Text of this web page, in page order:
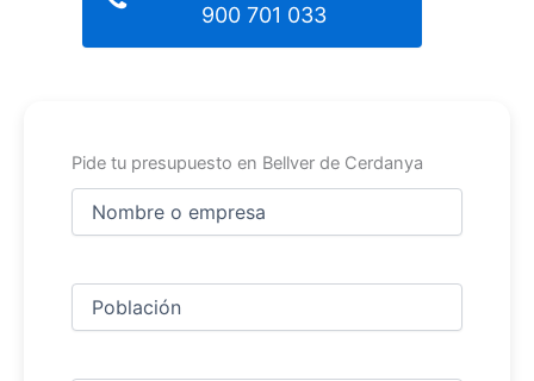
900 701 033
Pide tu presupuesto en Bellver de Cerdanya
Nombre
Ciudad